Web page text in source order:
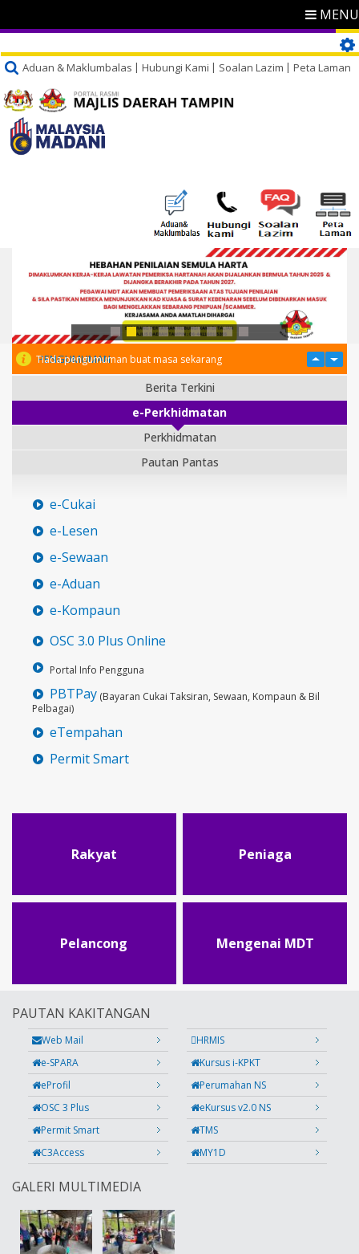
MENU
Aduan & Maklumbalas Hubungi Kami Soalan Lazim Peta Laman
PENGUMUMAN
Tiada pengumuman buat masa sekarang
Berita Terkini
e-Perkhidmatan
Perkhidmatan
Pautan Pantas
e-Cukai
e-Lesen
e-Sewaan
e-Aduan
e-Kompaun
OSC 3.0 Plus Online
Portal Info Pengguna
PBTPay (Bayaran Cukai Taksiran, Sewaan, Kompaun & Bil
Pelbagai)
eTempahan
Permit Smart
Rakyat Peniaga
Pelancong Mengenai MDT
PAUTAN KAKITANGAN
Web Mail
HRMIS
e-SPARA
Kursus i-KPKT
eProfil
Perumahan NS
OSC 3 Plus
eKursus v2.0 NS
Permit Smart
TMS
C3Access
MY1D
GALERI MULTIMEDIA